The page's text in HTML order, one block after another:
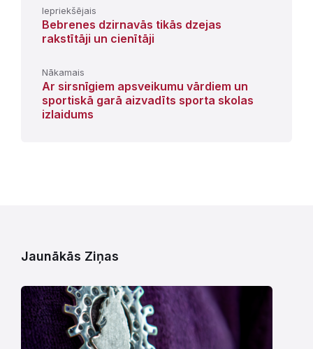
Iepriekšējais
Bebrenes dzirnavās tikās dzejas
rakstītāji un cienītāji
Nākamais
Ar sirsnīgiem apsveikumu vārdiem un
sportiskā garā aizvadīts sporta skolas
izlaidums
Jaunākās Ziņas